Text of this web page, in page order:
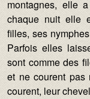
montagnes, elle
chaque nuit elle
filles, ses
Parfois elles
sont comme des
et ne courent pas
courent, leur